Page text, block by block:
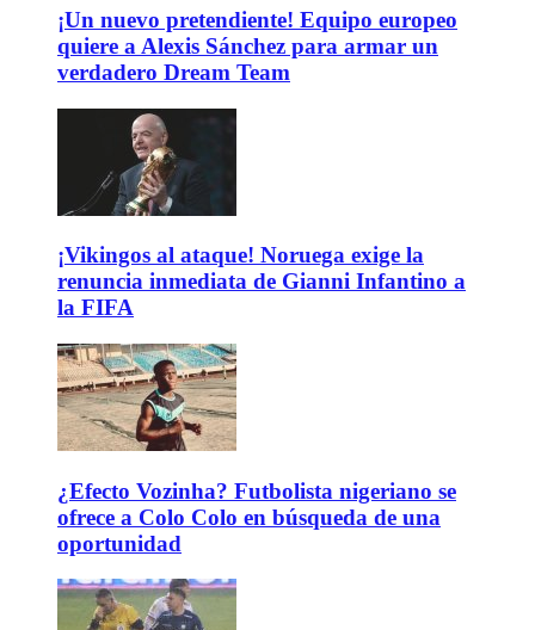
¡Un nuevo pretendiente! Equipo europeo
quiere a Alexis Sánchez para armar un
verdadero Dream Team
¡Vikingos al ataque! Noruega exige la
renuncia inmediata de Gianni Infantino a
la FIFA
¿Efecto Vozinha? Futbolista nigeriano se
ofrece a Colo Colo en búsqueda de una
oportunidad